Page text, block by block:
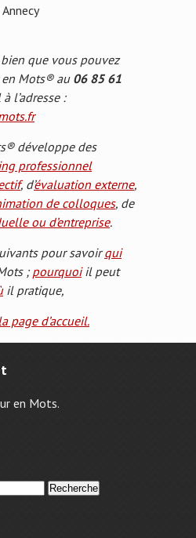
que vous pouvez
Mots® au 06 85 61
l’adresse :
développe des
professionnel
, d’évaluation externe,
de colloques, de
ou d’entreprise.
pour savoirqui
;pourquoiil peut
il pratique,
page d’accueil.
en Mots.